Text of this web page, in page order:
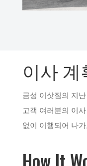
이사
금성 이삿짐의 지
고객 여러분의 이
없이 이행되어 나
How It